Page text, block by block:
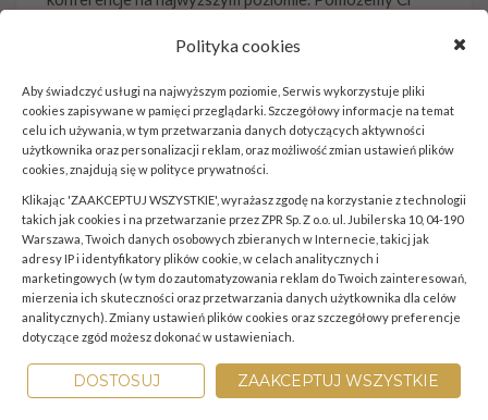
zadbamy o Twoich gości. Z Hotelem Bellotto zyskasz
każdym calu. Niezależnie od tego, jak duże wydarzenie
organizujesz.
Polityka cookies
Aby świadczyć usługi na najwyższym poziomie, Serwis wykorzystuje pliki
cookies zapisywane w pamięci przeglądarki. Szczegółowy informacje na temat
celu ich używania, w tym przetwarzania danych dotyczących aktywności
użytkownika oraz personalizacji reklam, oraz możliwość zmian ustawień plików
cookies, znajdują się w polityce prywatności
Klikając 'ZAAKCEPTUJ WSZYSTKIE', wyrażasz zgodę na korzystanie z technologii
takich jak cookies i na przetwarzanie przez ZPR Sp. Z o.o. ul. Jubilerska 10, 04-190
Warszawa, Twoich danych osobowych zbieranych w Internecie, takicj jak
adresy IP i identyfikatory plików cookie, w celach analitycznych i
marketingowych (w tym do zautomatyzowania reklam do Twoich zainteresowań,
mierzenia ich skuteczności oraz przetwarzania danych użytkownika dla celów
analitycznych). Zmiany ustawień plików cookies oraz szczegółowy preferencje
dotyczące zgód możesz dokonać w ustawieniach.
DOSTOSUJ ZAAKCEPTUJ WSZYSTKIE